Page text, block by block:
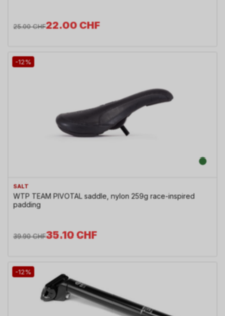
22.00CHF
25.00 CHF
-12%
SALT
WTP TEAM PIVOTAL saddle, nylon 259g race-inspired
padding
35.10CHF
39.90 CHF
-12%